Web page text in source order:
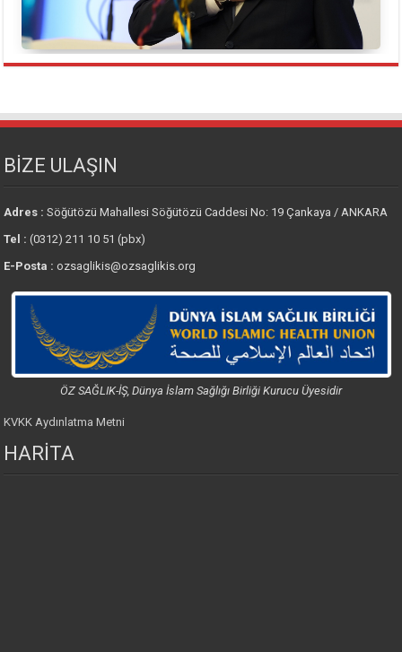
BİZE ULAŞIN
Adres :Söğütözü Mahallesi Söğütözü Caddesi No: 19 Çankaya / ANKARA
Tel : (0312) 211 10 51 (pbx)
E-Posta : ozsaglikis@ozsaglikis.org
ÖZ SAĞLIK-İŞ, Dünya İslam Sağlığı Birliği Kurucu Üyesidir
KVKK Aydınlatma Metni
HARİTA